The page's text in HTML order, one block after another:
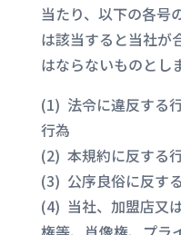
当たり、以下の各号
は該当すると当社が
はならないものとし
(1) 法令に違反する
行為
(2) 本規約に反する
(3) 公序良俗に反す
(4) 当社、加盟店又